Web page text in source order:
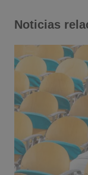
entradas
Noticias